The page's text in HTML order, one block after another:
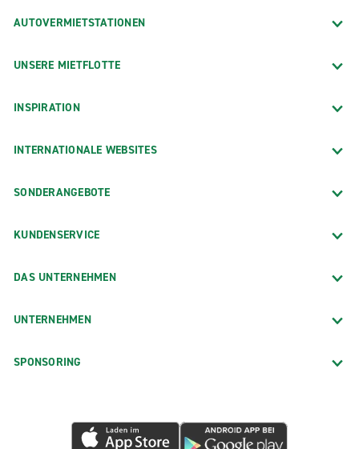
AUTOVERMIETSTATIONEN
UNSERE MIETFLOTTE
INSPIRATION
INTERNATIONALE WEBSITES
SONDERANGEBOTE
KUNDENSERVICE
DAS UNTERNEHMEN
UNTERNEHMEN
SPONSORING